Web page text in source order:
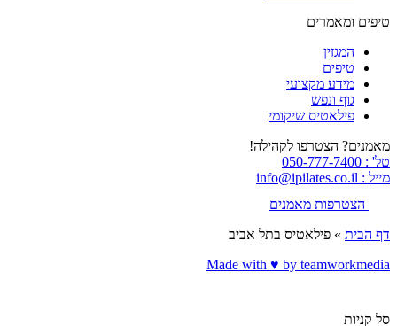
טיפים ומאמרים
המגזין
טיפים
מידע מקצועי
גוף ונפש
פילאטיס שיקומי
מאמנים? הצטרפו לקהילה!
טל' : 050-777-7400
מייל : info@ipilates.co.il
הצטרפות מאמנים
דף הבית » פילאטיס בתל אביב
Made with ♥️ by teamworkmedia
סל קניות